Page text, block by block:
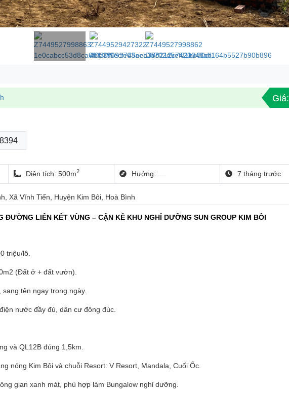
Giá:
Diện tích: 500m2 Hướng: .... 7 tháng trước
Xã Vĩnh Tiến, Huyện Kim Bôi, Hoà Bình
ĐƯỜNG LIÊN KẾT VÙNG – CẬN KỀ KHU NGHỈ DƯỠNG SUN GROUP KIM BÔI
triệu/lô.
(Đất ở + đất vườn).
sang tên ngay trong ngày.
nước đầy đủ, dân cư đông đúc.
và QL12B đúng 1,5km.
nóng Kim Bôi và chuỗi Resort: V Resort, Mandala, Cuối Ốc.
gian xanh mát, phù hợp làm Bungalow nghỉ dưỡng.